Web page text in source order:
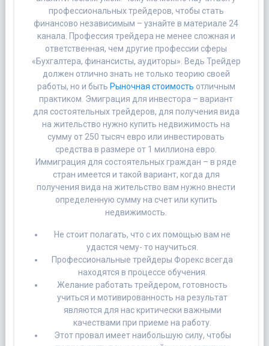
профессиональных трейдеров, чтобы стать
финансово независимым – узнайте в материале 24
канала. Профессия трейдера не менее сложная и
ответственная, чем другие профессии сферы
«Бухгалтера, финансисты, аудиторы». Ведь Трейдер
должен отлично знать не только теорию своей
работы, но и быть Рыночная стоимость отличным
практиком. Эмиграция для инвестора – вариант
для состоятельных трейдеров, для получения вида
на жительство нужно купить недвижимость на
сумму от 250 тысяч евро или инвестировать
средства в размере от 1 миллиона евро.
Иммиграция для состоятельных граждан – в ряде
стран имеется и такой вариант, когда для
получения вида на жительство вам нужно внести
определенную сумму на счет или купить
недвижимость.
Не стоит полагать, что с их помощью вам не
удастся чему- то научиться.
Профессиональные трейдеры Форекс всегда
находятся в процессе обучения.
Желание работать трейдером, готовность
учиться и мотивированность на результат
являются для нас критически важными
качествами при приеме на работу.
Этот провал имеет наибольшую силу, чтобы